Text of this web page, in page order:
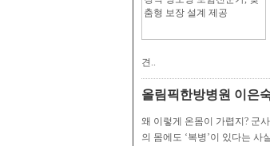
견..
올림픽한방병원 이은
왜 이렇게 온몸이 가렵지? 군
의 몸에도 ‘복병’이 있다는 사